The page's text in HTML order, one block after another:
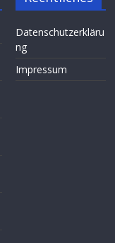
Datenschutzerkläru
ng
Impressum